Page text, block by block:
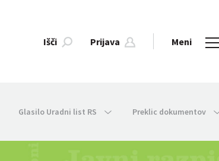
Išči Prijava Meni
Glasilo Uradni list RS Preklic dokumentov